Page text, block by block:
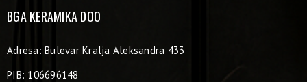
BGA KERAMIKA DOO
Adresa: Bulevar Kralja Aleksandra 433
PIB: 106696148